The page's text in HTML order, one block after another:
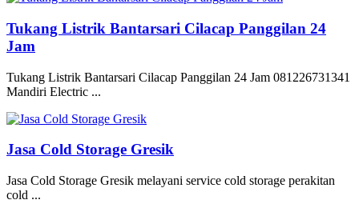
Tukang Listrik Bantarsari Cilacap Panggilan 24
Jam
Tukang Listrik Bantarsari Cilacap Panggilan 24 Jam 081226731341
Mandiri Electric ...
Jasa Cold Storage Gresik
Jasa Cold Storage Gresik melayani service cold storage perakitan
cold ...